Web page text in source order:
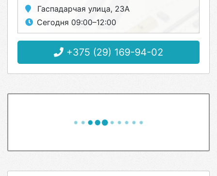
Гаспадарчая улица, 23А
Сегодня 09:00–12:00
+375 (29) 169-94-02